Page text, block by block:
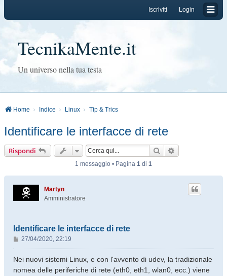
Login
Iscriviti
TecnikaMente.it
Un universo nella tua testa
Home Indice Linux Tip & Trics
Identificare le interfacce di rete
Rispondi Cerca
1 messaggio • Pagina 1 di 1
Martyn
Amministratore
Identificare le interfacce di rete
M
e
s
27/04/2020, 22:19
Nei nuovi sistemi Linux, e con l'avvento di udev, la tradizionale
nomea delle periferiche di rete (eth0, eth1, wlan0, ecc.) viene